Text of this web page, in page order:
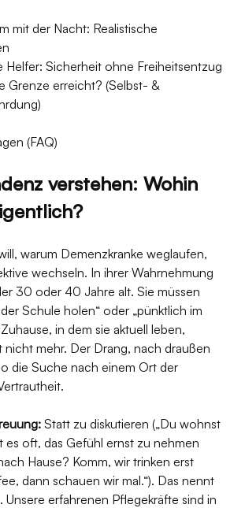
mit der Nacht: Realistische
Helfer: Sicherheit ohne Freiheitsentzug
Grenze erreicht? (Selbst- &
(FAQ)
verstehen: Wohin
warum Demenzkranke weglaufen,
wechseln. In ihrer Wahrnehmung
30 oder 40 Jahre alt. Sie müssen
Schule holen“ oder „pünktlich im
in dem sie aktuell leben,
nicht mehr. Der Drang, nach draußen
die Suche nach einem Ort der
Statt zu diskutieren („Du wohnst
es oft, das Gefühl ernst zu nehmen
Hause? Komm, wir trinken erst
dann schauen wir mal.“). Das nennt
Unsere erfahrenen Pflegekräfte sind in